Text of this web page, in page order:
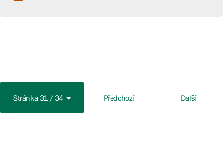
Stránka 31 / 34 Předchozí Další